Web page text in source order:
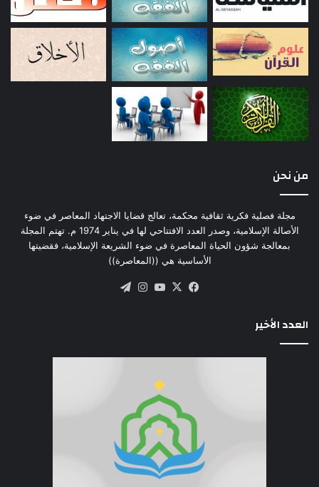
من نحن
مجلة فصلية فكرية ثقافية محكمة، تعالج قضايا الاجتهاد المعاصر في ضوء
الأصالة الإسلامية، وصدر العدد الافتتاحي لها في يناير 1974 م. تهتم المجلة
بمعالجة شؤون الحياة المعاصرة في ضوء الشريعة الإسلامية، فقضيتها
الأساسية هي ((المعاصرة))
فيسبوك
‫X
‫YouTube
انستقرام
العدد الأخير